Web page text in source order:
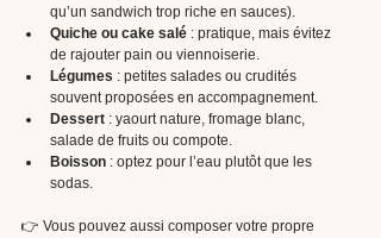
qu’un sandwich trop riche en sauces).
Quiche ou cake salé : pratique, mais évitez
de rajouter pain ou viennoiserie.
Légumes : petites salades ou crudités
souvent proposées en accompagnement.
Dessert : yaourt nature, fromage blanc,
salade de fruits ou compote.
Boisson : optez pour l’eau plutôt que les
sodas.
👉 Vous pouvez aussi composer votre propre